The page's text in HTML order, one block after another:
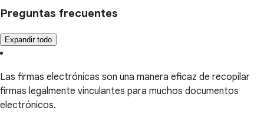
Preguntas frecuentes
Expandir todo
Las firmas electrónicas son una manera eficaz de recopilar
firmas legalmente vinculantes para muchos documentos
electrónicos.